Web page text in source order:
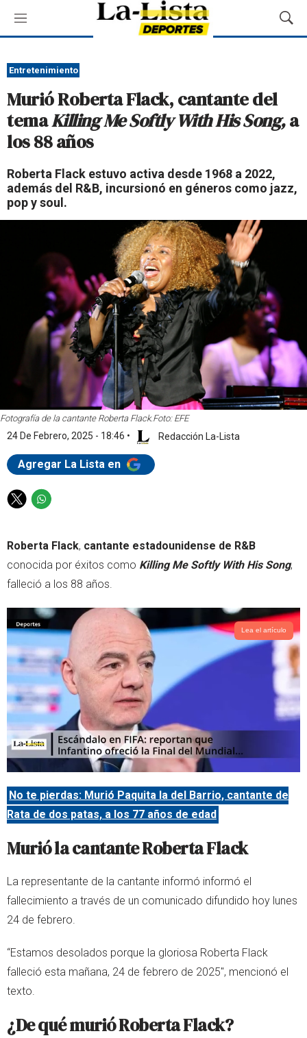
M
e
ú
M
o
B
u
e
Entretenimiento
Murió Roberta Flack, cantante del
temaKilling Me Softly With His Song,a
los 88 años
Roberta Flack estuvo activa desde 1968 a 2022,
además del R&B, incursionó en géneros como jazz,
pop y soul.
Fotografía de la cantante Roberta Flack.Foto: EFE
24 De Febrero, 2025 - 18:46 • Redacción La-Lista
Agregar La Lista en
T
t
t
e
r
W
t
s
p
p
Roberta Flack, cantante estadounidense de R&B
conocida por éxitos como Killing Me Softly With His Song,
falleció a los 88 años.
Lea el artículo
No te pierdas: Murió Paquita la del Barrio, cantante de
Rata de dos patas, a los 77 años de edad
Murió la cantante Roberta Flack
La representante de la cantante informó informó el
fallecimiento a través de un comunicado difundido hoy lunes
24 de febrero.
“Estamos desolados porque la gloriosa Roberta Flack
falleció esta mañana, 24 de febrero de 2025", mencionó el
texto.
¿De qué murió Roberta Flack?